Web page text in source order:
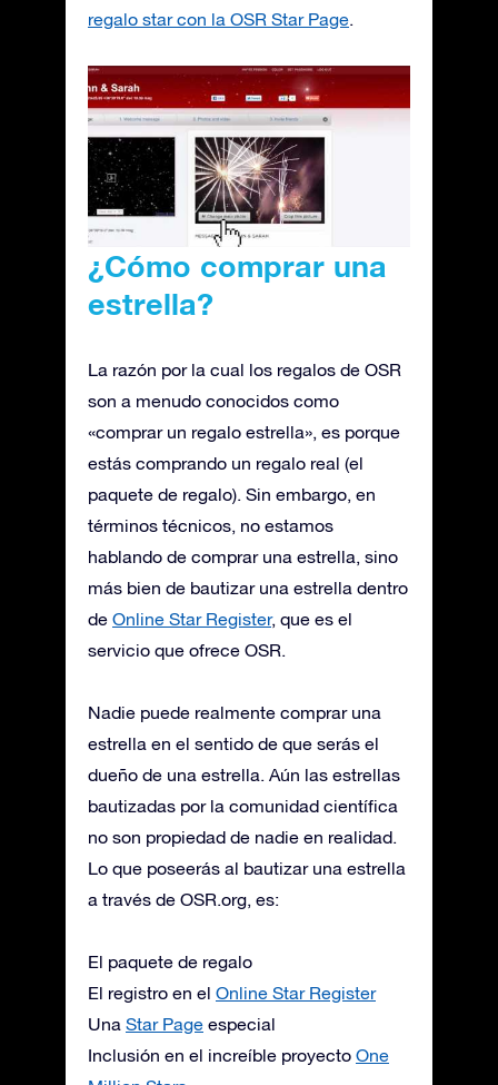
regalo star con la OSR Star Page.
¿Cómo comprar una
estrella?
La razón por la cual los regalos de OSR
son a menudo conocidos como
«comprar un regalo estrella», es porque
estás comprando un regalo real (el
paquete de regalo). Sin embargo, en
términos técnicos, no estamos
hablando de comprar una estrella, sino
más bien de bautizar una estrella dentro
de Online Star Register, que es el
servicio que ofrece OSR.
Nadie puede realmente comprar una
estrella en el sentido de que serás el
dueño de una estrella. Aún las estrellas
bautizadas por la comunidad científica
no son propiedad de nadie en realidad.
Lo que poseerás al bautizar una estrella
a través de OSR.org, es:
El paquete de regalo
El registro en el Online Star Register
Una Star Page especial
Inclusión en el increíble proyecto One